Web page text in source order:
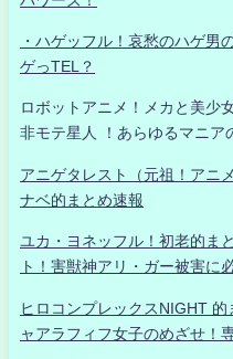
・ハゲッフル！哀愁のハゲ男
ゲっTEL？
ロボットアニメ！メカと美少
非モテ星人 ！あらゆるマニア
アニゲタレスト（元祖！ア
ナベ的まとめ速報
ユカ・ヨネッフル！初老的ま
ト！害獣神アリ・ガー被害に
ヒロコンプレックスNIGHT
ャアラフィフ女子のめざせ！